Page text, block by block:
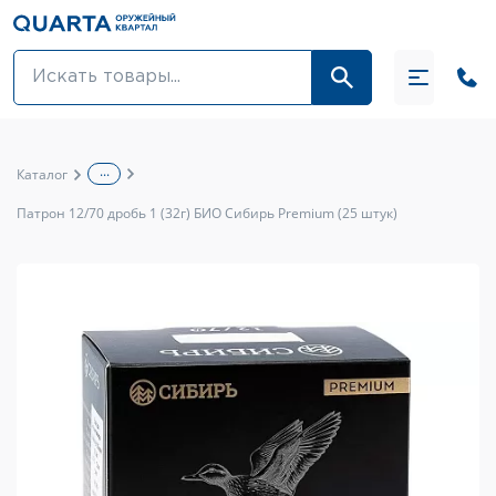
Оптовикам
Средства для ухода за оружием
Тюнинг оружия и ЗИП
Обувь
Каталог ...
Патрон 12/70 дробь 1 (32г) БИО Сибирь Premium (25 штук)